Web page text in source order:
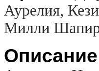
Аурелия,
Милли